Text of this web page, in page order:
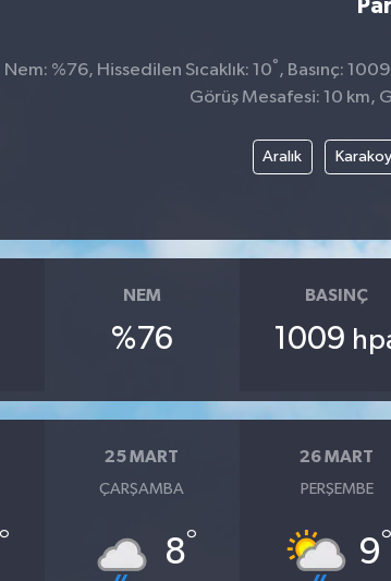
Nem: %76, Hissedilen Sıcaklık: 10° , Basınç:
Görüş Mesafesi: 10 km,
Aralık
NEM
%76
BASINÇ
1009
°
25 MART
ÇARŞAMBA
8°
26 MART
PERŞEMBE
9°